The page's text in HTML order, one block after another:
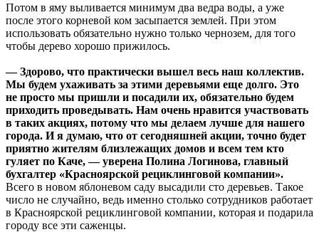
Потом в яму выливается минимум два ведра воды, а уже
после этого корневой ком засыпается землей. При этом
использовать обязательно нужно только чернозем, для того
чтобы дерево хорошо прижилось.
— Здорово, что практически вышел весь наш коллектив.
Мы будем ухаживать за этими деревьями еще долго. Это
не просто мы пришли и посадили их, обязательно будем
приходить проведывать. Нам очень нравится участвовать
в таких акциях, потому что мы делаем лучше для нашего
города. И я думаю, что от сегодняшней акции, точно будет
приятно жителям близлежащих домов и всем тем кто
гуляет по Каче, — уверена Полина Логинова, главный
бухгалтер «Красноярской рециклинговой компании».
Всего в новом яблоневом саду высадили сто деревьев. Такое
число не случайно, ведь именно столько сотрудников работает
в Красноярской рециклинговой компании, которая и подарила
городу все эти саженцы.